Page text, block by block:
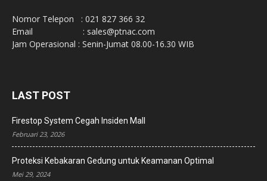
Nomor Telepon : 021 827 366 32
Email : sales@ptnac.com
Jam Operasional : Senin-Jumat 08.00-16.30 WIB
LAST POST
Firestop System Cegah Insiden Mall
Februari 23, 2026
Proteksi Kebakaran Gedung untuk Keamanan Optimal
Mei 29, 2024